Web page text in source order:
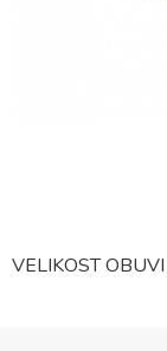
VELIKOST OBUVI